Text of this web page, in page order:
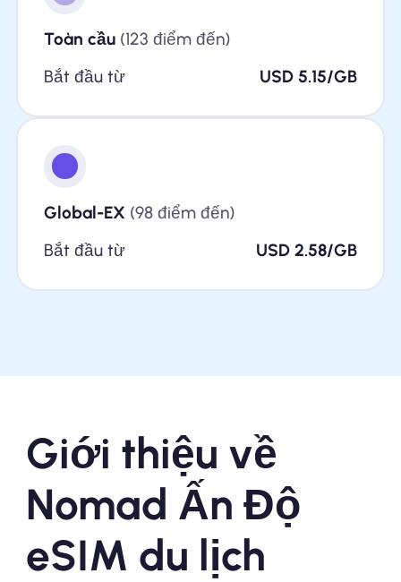
Toàn cầu(123 điểm đến)
Bắt đầu từ
USD 5.15/GB
Global-EX (98 điểm đến)
Bắt đầu từ
USD 2.58/GB
Giới thiệu về
Nomad Ấn Độ
eSIM du lịch